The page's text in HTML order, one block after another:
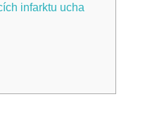
infarktu ucha